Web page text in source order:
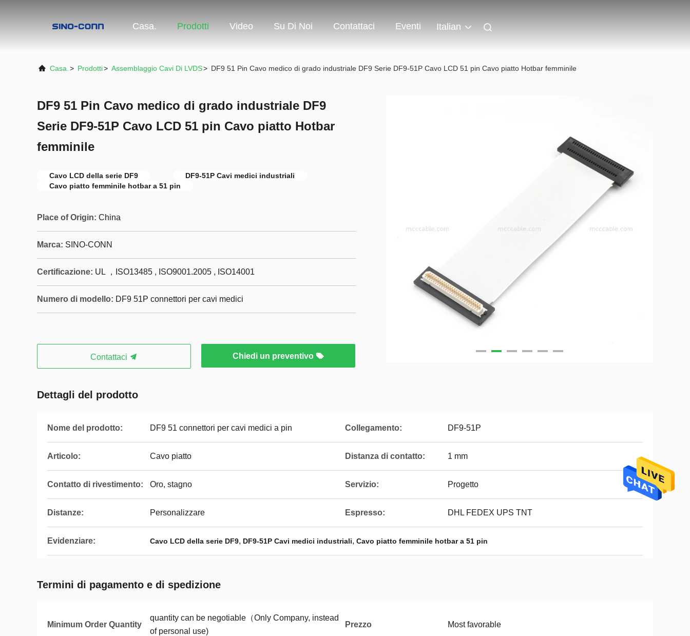
Casa. Prodotti Video Su Di Noi Contattaci Eventi Italian
Casa. > Prodotti> Assemblaggio Cavi Di LVDS> DF9 51 Pin Cavo medico di grado industriale DF9 Serie DF9-51P Cavo LCD 51 pin Cavo piatto Hotbar femminile
DF9 51 Pin Cavo medico di grado industriale DF9
Serie DF9-51P Cavo LCD 51 pin Cavo piatto Hotbar
femminile
Cavo LCD della serie DF9
DF9-51P Cavi medici industriali
Cavo piatto femminile hotbar a 51 pin
Place of Origin: China
Marca: SINO-CONN
Certificazione: UL ，ISO13485 , ISO9001.2005 , ISO14001
Numero di modello: DF9 51P connettori per cavi medici
Contattaci Chiedi un preventivo
Dettagli del prodotto
Nome del prodotto: DF9 51 connettori per cavi medici a pin Collegamento: DF9-51P
Articolo: Cavo piatto Distanza di contatto: 1 mm
Contatto di rivestimento: Oro, stagno Servizio: Progetto
Distanze: Personalizzare Espresso: DHL FEDEX UPS TNT
Evidenziare: Cavo LCD della serie DF9, DF9-51P Cavi medici industriali, Cavo piatto femminile hotbar a 51 pin
Termini di pagamento e di spedizione
Minimum Order Quantity
quantity can be negotiable（Only Company, instead
of personal use)
Prezzo Most favorable